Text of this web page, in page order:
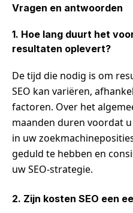
Vragen en antwoorden
1. Hoe lang duurt het
resultaten oplevert?
De tijd die nodig is om
SEO kan variëren,
factoren. Over het
maanden duren voordat
in uw
geduld te hebben en
uw SEO-strategie.
2. Zijn kosten SEO een